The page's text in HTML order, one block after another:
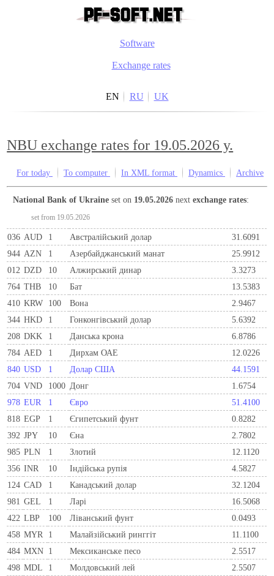
Software
Exchange rates
EN RU UK
NBU exchange rates for 19.05.2026 y.
For today To computer In XML format Dynamics Archive
National Bank of Ukraine set on 19.05.2026 nextexchange rates:
set from 19.05.2026
036 AUD 1 Австралійський долар
31.6091
944 AZN 1 Азербайджанський манат
25.9912
012 DZD 10 Алжирський динар
3.3273
764 THB 10 Бат
13.5383
410 KRW 100 Вона
2.9467
344 HKD 1 Гонконгівський долар
5.6392
208 DKK 1 Данська крона
6.8786
784 AED 1 Дирхам ОАЕ
12.0226
840 USD 1 Долар США
44.1591
704 VND 1000 Донг
1.6754
978 EUR 1 Євро
51.4100
818 EGP 1 Єгипетський фунт
0.8282
392 JPY 10 Єна
2.7802
985 PLN 1 Злотий
12.1120
356 INR 10 Індійська рупія
4.5827
124 CAD 1 Канадський долар
32.1204
981 GEL 1 Ларi
16.5068
422 LBP 100 Ліванський фунт
0.0493
458 MYR 1 Малайзійський ринггіт
11.1100
484 MXN 1 Мексиканське песо
2.5517
498 MDL 1 Молдовський лей
2.5507